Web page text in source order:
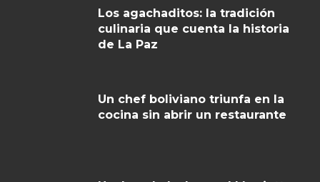
Los agachaditos: la tradición
culinaria que cuenta la historia
de La Paz
Un chef boliviano triunfa en la
cocina sin abrir un restaurante